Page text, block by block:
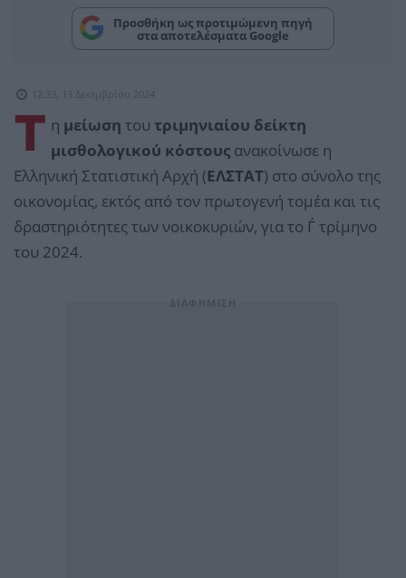
Προσθήκη ως προτιμώμενη πηγή
στα αποτελέσματα Google
12:33, 13 Δεκεμβρίου 2024
Τ η μείωση του τριμηνιαίου δείκτη
μισθολογικού κόστους ανακοίνωσε η
Ελληνική Στατιστική Αρχή (ΕΛΣΤΑΤ) στο σύνολο της
οικονομίας, εκτός από τον πρωτογενή τομέα και τις
δραστηριότητες των νοικοκυριών, για το Γ΄ τρίμηνο
του 2024.